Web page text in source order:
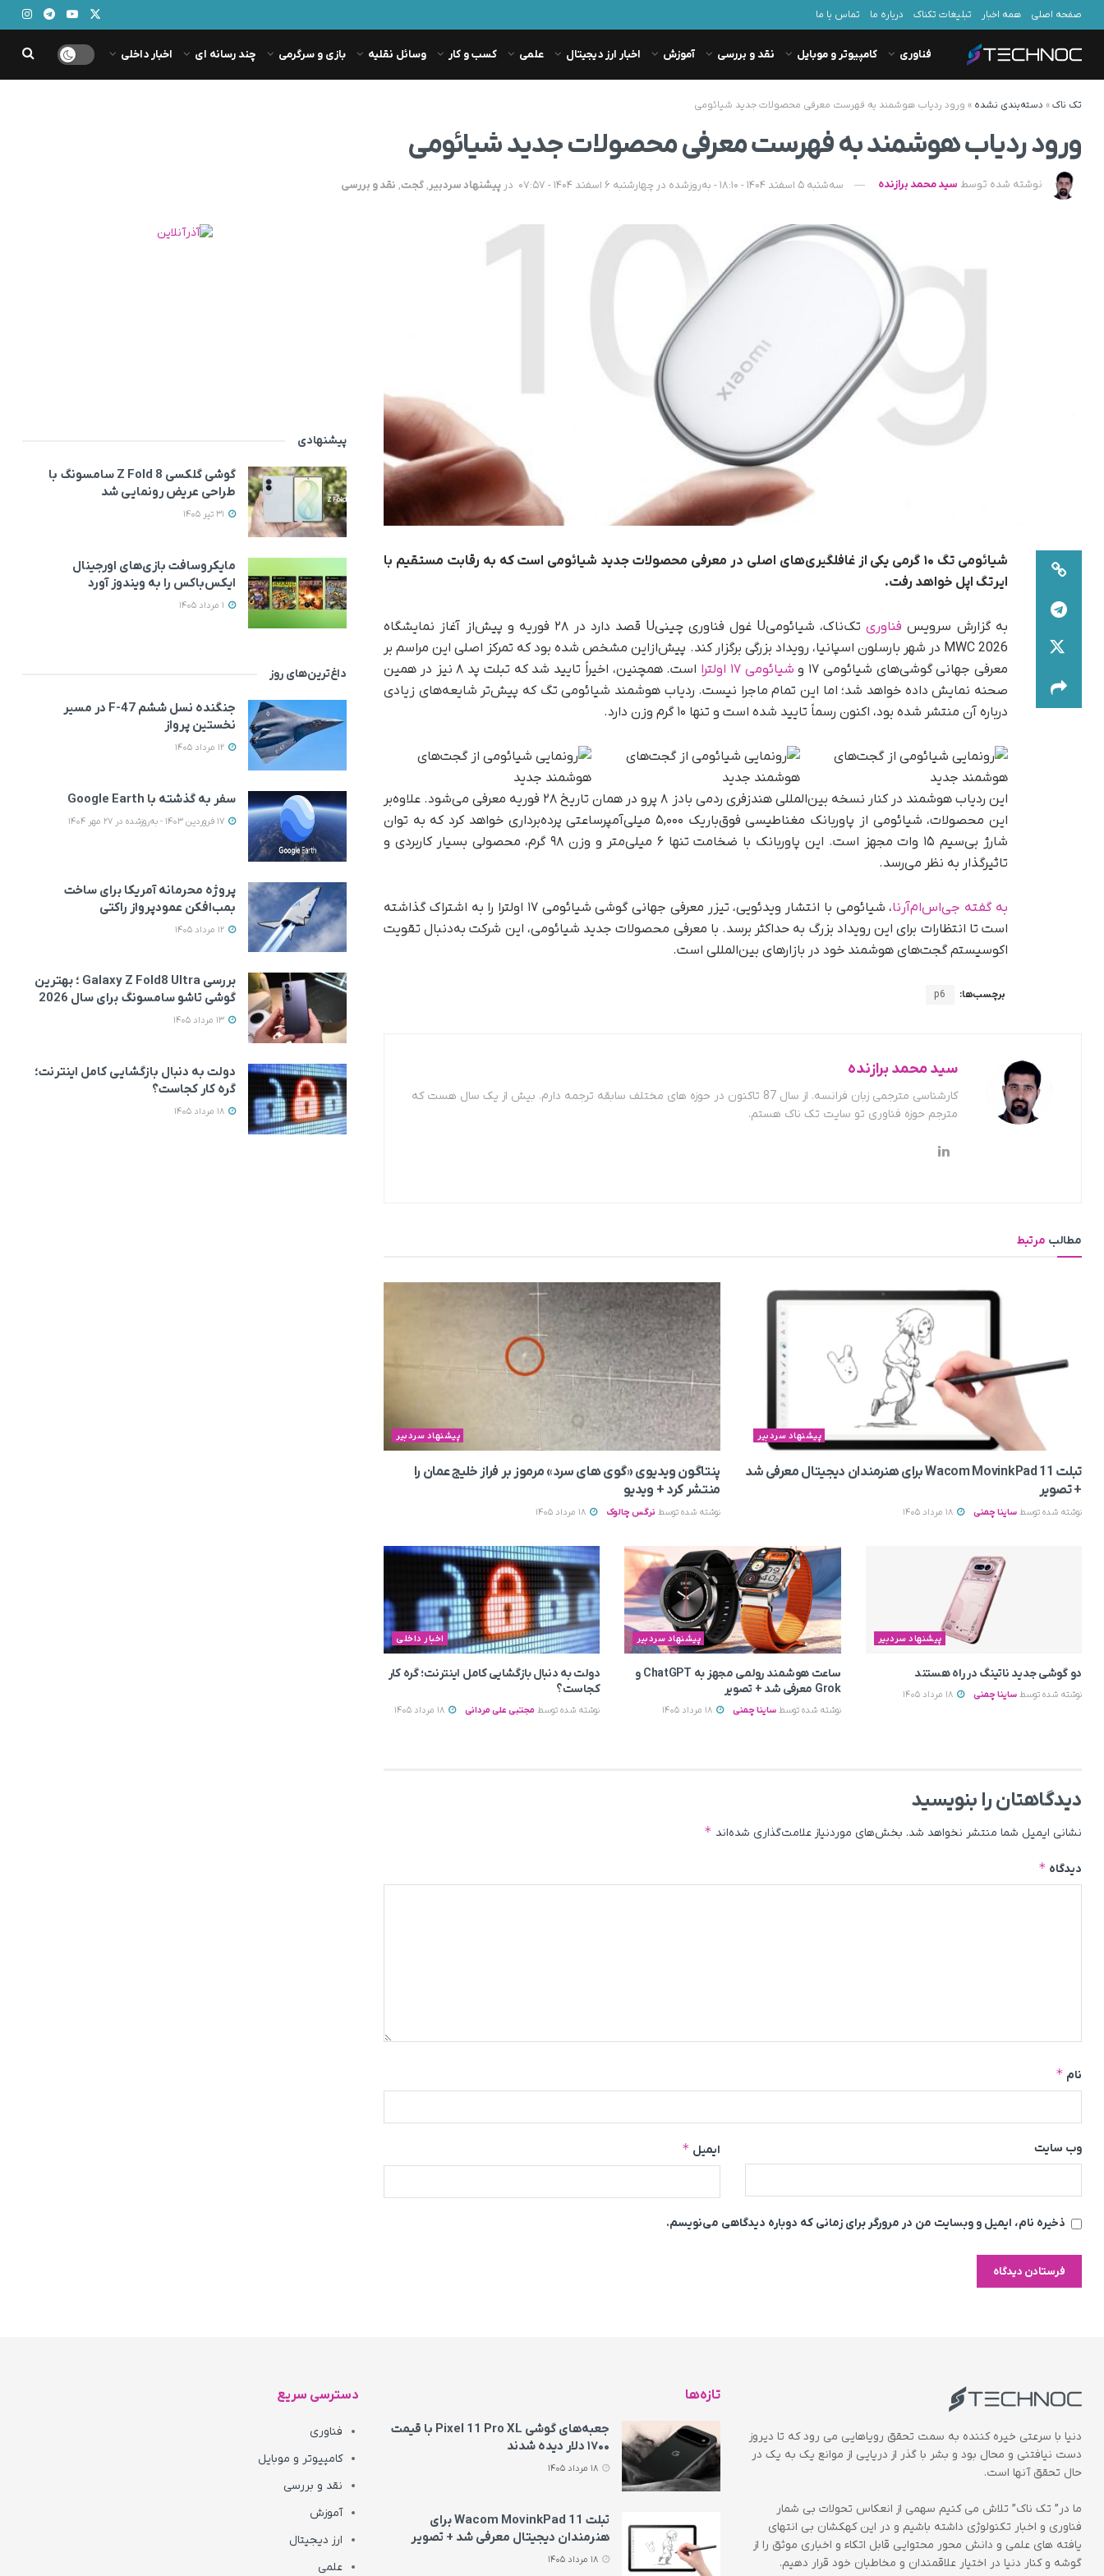
صفحه اصلی همه اخبار تبلیغات تکناک درباره ما تماس با ما
فناوری کامپیوتر و موبایل نقد و بررسی آموزش اخبار ارز دیجیتال علمی کسب و کار وسائل نقلیه بازی و سرگرمی چند رسانه ای اخبار داخلی
تک ناک» دسته‌بندی نشده » ورود ردیاب هوشمند به فهرست معرفی محصولات جدید شیائومی
ورود ردیاب هوشمند به فهرست معرفی محصولات جدید شیائومی
نوشته شده توسط سید محمد برازنده سه‌شنبه 5 اسفند 1404 - 18:10 - به‌روزشده در چهارشنبه 6 اسفند 1404 - 07:57 در پیشنهاد سردبیر,گجت, نقد و بررسی
شیائومی تگ ۱۰ گرمی یکی از غافلگیری‌های اصلی در معرفی محصولات جدید شیائومی است که به رقابت مستقیم با
ایرتگ اپل خواهد رفت.
به گزارش سرویس فناوری
تک‌ناک، شیائومیU غول فناوری چینیU قصد دارد در ۲۸ فوریه و پیش‌از آغاز نمایشگاه
MWC 2026 در شهر بارسلون اسپانیا، رویداد بزرگی برگزار کند. پیش‌از‌این مشخص شده بود که تمرکز اصلی این مراسم بر
معرفی جهانی گوشی‌های شیائومی ۱۷ و
شیائومی ۱۷ اولترا
است. همچنین، اخیراً تایید شد که تبلت پد ۸ نیز در همین
صحنه نمایش داده خواهد شد؛ اما این تمام ماجرا نیست. ردیاب هوشمند شیائومی تگ که پیش‌تر شایعه‌های زیادی
درباره آن منتشر شده بود، اکنون رسماً تایید شده است و تنها ۱۰ گرم وزن دارد.
این ردیاب هوشمند در کنار نسخه بین‌المللی هندزفری ردمی بادز ۸ پرو در همان تاریخ ۲۸ فوریه معرفی می‌شود. علاوه‌بر
این محصولات، شیائومی از پاوربانک مغناطیسی فوق‌باریک ۵,۰۰۰ میلی‌آمپرساعتی پرده‌برداری خواهد کرد که به توان
شارژ بی‌سیم ۱۵ وات مجهز است. این پاوربانک با ضخامت تنها ۶ میلی‌متر و وزن ۹۸ گرم، محصولی بسیار کاربردی و
تاثیرگذار به نظر می‌رسد.
به گفته جی‌اس‌ام‌آرنا
، شیائومی با انتشار ویدئویی، تیزر معرفی جهانی گوشی شیائومی ۱۷ اولترا را به اشتراک گذاشته
است تا انتظارات برای این رویداد بزرگ به حداکثر برسد. با معرفی محصولات جدید شیائومی، این شرکت به‌دنبال تقویت
اکوسیستم گجت‌های هوشمند خود در بازارهای بین‌المللی است.
برچسب‌ها: p6
سید محمد برازنده
کارشناسی مترجمی زبان فرانسه. از سال 87 تاکنون در حوزه های مختلف سابقه ترجمه دارم. بیش از یک سال هست که
مترجم حوزه فناوری تو سایت تک ناک هستم.
مطالب مرتبط
پیشنهاد سردبیر
تبلت Wacom MovinkPad 11 برای هنرمندان دیجیتال معرفی شد
+ تصویر
نوشته شده توسط ساینا چمنی
پیشنهاد سردبیر
پنتاگون ویدیوی «گوی های سرد» مرموز بر فراز خلیج عمان را
منتشر کرد + ویدیو
نوشته شده توسط نرگس چالوک
پیشنهاد سردبیر
دو گوشی جدید ناتینگ در راه هستند
نوشته شده توسط ساینا چمنی
پیشنهاد سردبیر
ساعت هوشمند رولمی مجهز به ChatGPT و
Grok معرفی شد + تصویر
نوشته شده توسط ساینا چمنی 18 مرداد 1405
اخبار داخلی
دولت به دنبال بازگشایی کامل اینترنت؛ گره کار
کجاست؟
نوشته شده توسط مجتبی علی مردانی
دیدگاهتان را بنویسید
نشانی ایمیل شما منتشر نخواهد شد. بخش‌های موردنیاز علامت‌گذاری شده‌اند *
دیدگاه *
نام *
ایمیل * وب‌ سایت
ذخیره نام، ایمیل و وبسایت من در مرورگر برای زمانی که دوباره دیدگاهی می‌نویسم.
پیشنهادی
گوشی گلکسی Z Fold 8 سامسونگ با
طراحی عریض‌ رونمایی شد
مایکروسافت بازی‌های اورجینال
ایکس‌باکس را به ویندوز آورد
داغ‌ترین‌های روز
جنگنده نسل ششم F-47 در مسیر
نخستین پرواز
سفر به گذشته با Google Earth
پروژه محرمانه آمریکا برای ساخت
بمب‌افکن عمودپرواز راکتی
بررسی Galaxy Z Fold8 Ultra ؛ بهترین
گوشی تاشو سامسونگ برای سال 2026
دولت به دنبال بازگشایی کامل اینترنت؛
گره کار کجاست؟
دنیا با سرعتی خیره کننده به سمت تحقق رویاهایی می رود که تا دیروز
دست نیافتنی و محال بود و بشر با گذر از دریایی از موانع یک به یک در
حال تحقق آنها است.
ما در” تک ناک” تلاش می کنیم سهمی از انعکاس تحولات بی شمار
فناوری و اخبار تکنولوژی داشته باشیم و در این کهکشان بی انتهای
یافته های علمی و دانش محور محتوایی قابل اتکاء و اخباری موثق را از
گوشه و کنار دنیا در اختیار علاقمندان و مخاطبان خود قرار دهیم.
تازه‌ها
جعبه‌های گوشی Pixel 11 Pro XL با قیمت
۱۷۰۰ دلار دیده شدند
تبلت Wacom MovinkPad 11 برای
هنرمندان دیجیتال معرفی شد + تصویر
دسترسی سریع
فناوری
کامپیوتر و موبایل
نقد و بررسی
آموزش
ارز دیجیتال
علمی